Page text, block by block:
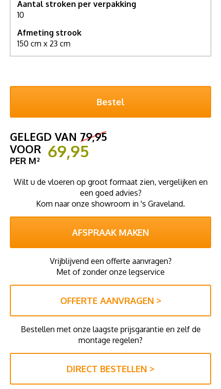
Aantal stroken per verpakking
10
Afmeting strook
150 cm x 23 cm
GELEGD VAN 79,95
VOOR 69,95
PER M²
Wilt u de vloeren op groot formaat zien, vergelijken en
een goed advies?
Kom naar onze showroom in 's Graveland.
AFSPRAAK MAKEN
Vrijblijvend een offerte aanvragen?
Met of zonder onze legservice
OFFERTE AANVRAGEN >
Bestellen met onze laagste prijsgarantie en zelf de
montage regelen?
DIRECT BESTELLEN >